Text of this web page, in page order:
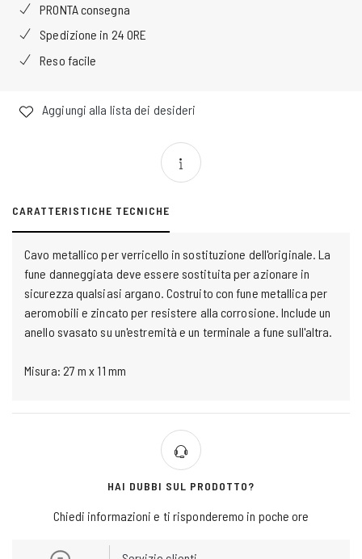
PRONTA consegna
Spedizione in 24 ORE
Reso facile
Aggiungi alla lista dei desideri
CARATTERISTICHE TECNICHE
Cavo metallico per verricello in sostituzione dell'originale. La
fune danneggiata deve essere sostituita per azionare in
sicurezza qualsiasi argano. Costruito con fune metallica per
aeromobili e zincato per resistere alla corrosione. Include un
anello svasato su un'estremità e un terminale a fune sull'altra.
Misura: 27 m x 11 mm
HAI DUBBI SUL PRODOTTO?
Chiedi informazioni e ti risponderemo in poche ore